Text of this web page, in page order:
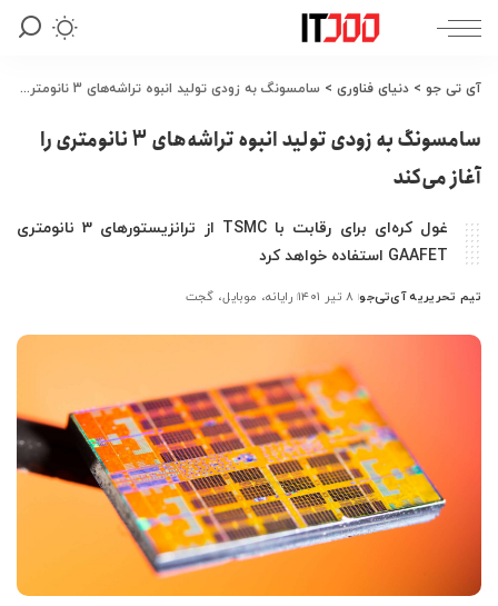
آی تی جو > دنیای فناوری > سامسونگ به زودی تولید انبوه تراشه‌های 3 نانومتری را آغاز می‌کند
سامسونگ به زودی تولید انبوه تراشه‌های 3 نانومتری را
آغاز می‌کند
غول کره‌ای برای رقابت با TSMC از ترانزیستورهای 3 نانومتری
GAAFET استفاده خواهد کرد
ارسال
توسط
تیم تحریریه آی‌تی‌جو ۸ تیر ۱۴۰۱ رایانه، موبایل، گجت